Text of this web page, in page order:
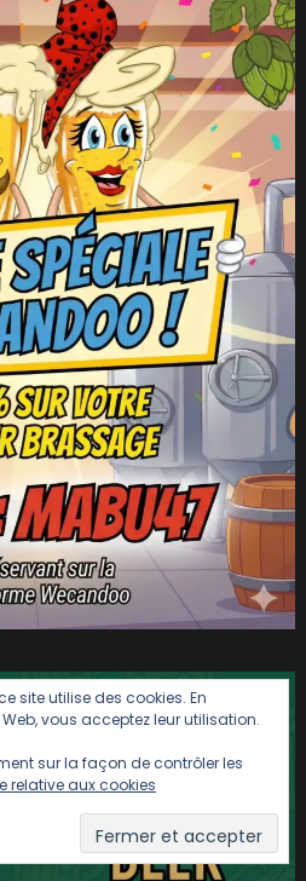
site utilise des cookies. En
vous acceptez leur utilisation.
sur la façon de contrôler les
relative aux cookies